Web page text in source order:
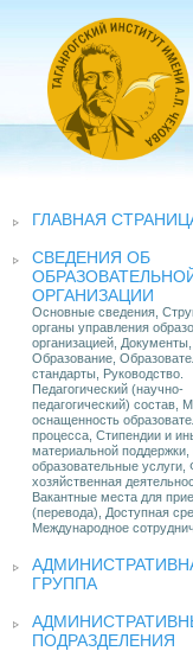
ГЛАВНАЯ
СВЕДЕНИЯ ОБ
ОРГАНИЗАЦИИ
Основные сведения,
органы управления
организацией, Документы,
Образование,
стандарты, Руководство.
Педагогический (научно-
педагогический) состав,
оснащенность
процесса, Стипендии и
материальной
образовательные услуги,
хозяйственная
Вакантные места для
(перевода), Доступная
Международное
ГРУППА
ПОДРАЗДЕЛЕНИЯ